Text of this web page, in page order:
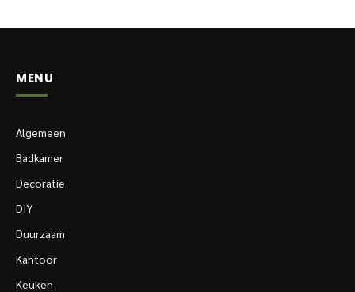
MENU
Algemeen
Badkamer
Decoratie
DIY
Duurzaam
Kantoor
Keuken